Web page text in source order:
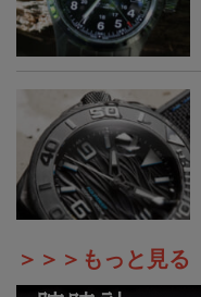
＞＞＞もっと見る